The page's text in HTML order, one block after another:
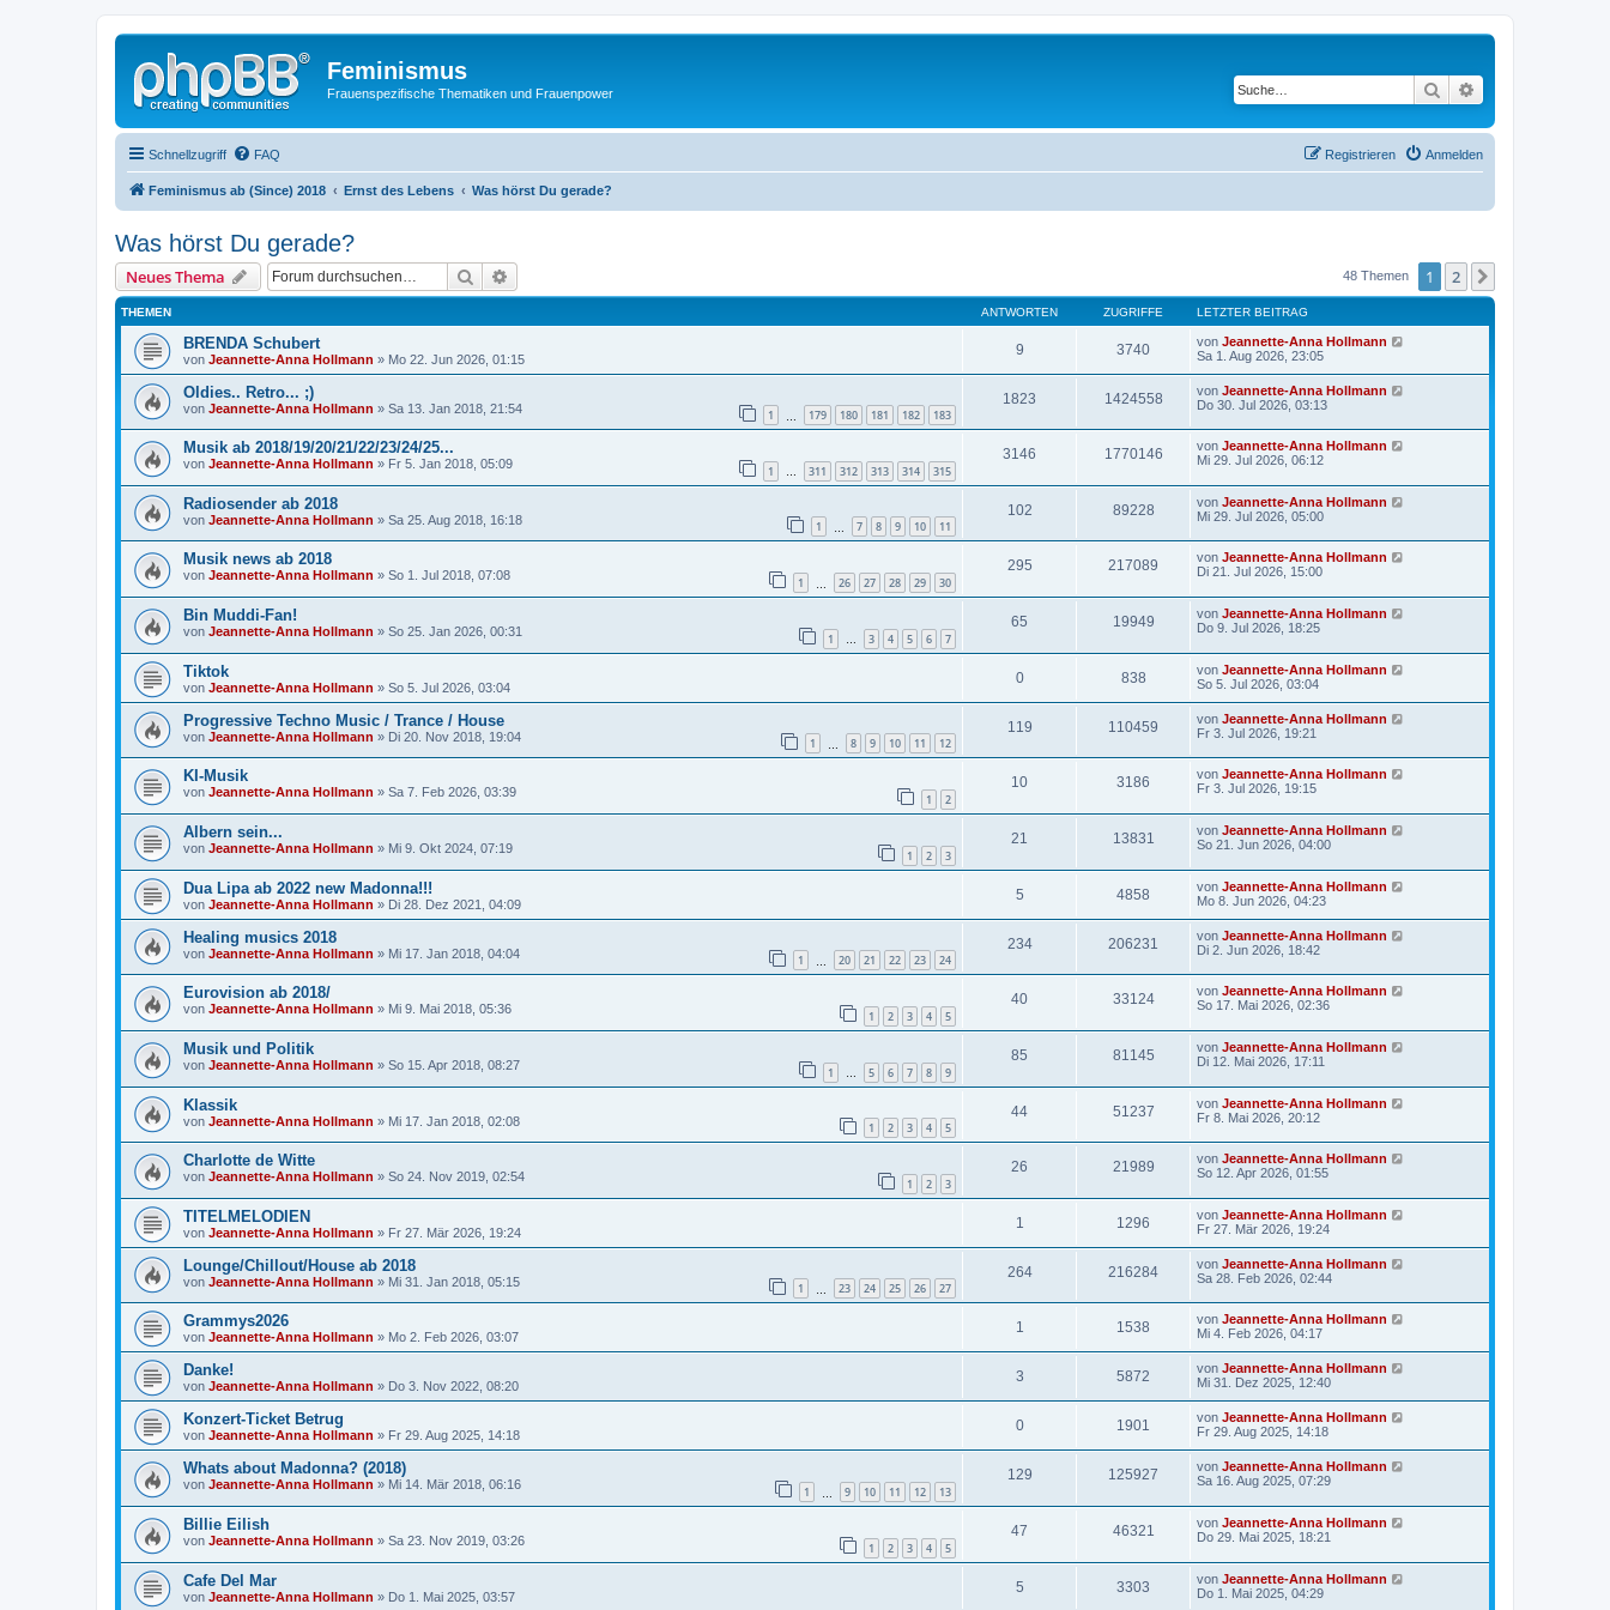
Feminismus
Frauenspezifische Thematiken und Frauenpower Suche
Schnellzugriff FAQ Anmelden
Registrieren
Feminismus ab (Since) 2018 Ernst des Lebens Was hörst Du gerade?
Was hörst Du gerade?
Neues Thema Suche 48 Themen 1 2
THEMEN ANTWORTEN ZUGRIFFE LETZTER BEITRAG
BRENDA Schubert
von Jeannette-Anna Hollmann » Mo 22. Jun 2026, 01:15
9 3740 von Jeannette-Anna Hollmann
Sa 1. Aug 2026, 23:05
Oldies.. Retro... ;)
von Jeannette-Anna Hollmann » Sa 13. Jan 2018, 21:54 1 179 180 181 182 183
1823 1424558 von Jeannette-Anna Hollmann
Do 30. Jul 2026, 03:13
Musik ab 2018/19/20/21/22/23/24/25...
von Jeannette-Anna Hollmann » Fr 5. Jan 2018, 05:09 1 … 311 312 313 314 315
3146 1770146 von Jeannette-Anna Hollmann
Mi 29. Jul 2026, 06:12
Radiosender ab 2018
von Jeannette-Anna Hollmann » Sa 25. Aug 2018, 16:18 1 7 8 9 10 11
102 89228 von Jeannette-Anna Hollmann
Mi 29. Jul 2026, 05:00
Musik news ab 2018
von Jeannette-Anna Hollmann » So 1. Jul 2018, 07:08 1 26 27 28 29 30
295 217089 von Jeannette-Anna Hollmann
Di 21. Jul 2026, 15:00
Bin Muddi-Fan!
von Jeannette-Anna Hollmann » So 25. Jan 2026, 00:31 1 … 3 4 5 6 7
65 19949 von Jeannette-Anna Hollmann
Do 9. Jul 2026, 18:25
Tiktok
von Jeannette-Anna Hollmann » So 5. Jul 2026, 03:04
0 838 von Jeannette-Anna Hollmann
So 5. Jul 2026, 03:04
Progressive Techno Music / Trance / House
von Jeannette-Anna Hollmann » Di 20. Nov 2018, 19:04 1 8 9 10 11 12
119 110459 von Jeannette-Anna Hollmann
Fr 3. Jul 2026, 19:21
KI-Musik
von Jeannette-Anna Hollmann » Sa 7. Feb 2026, 03:39 1 2
10 3186 von Jeannette-Anna Hollmann
Fr 3. Jul 2026, 19:15
Albern sein...
von Jeannette-Anna Hollmann » Mi 9. Okt 2024, 07:19 1 2 3
21 13831 von Jeannette-Anna Hollmann
So 21. Jun 2026, 04:00
Dua Lipa ab 2022 new Madonna!!!
von Jeannette-Anna Hollmann » Di 28. Dez 2021, 04:09
5 4858 von Jeannette-Anna Hollmann
Mo 8. Jun 2026, 04:23
Healing musics 2018
von Jeannette-Anna Hollmann » Mi 17. Jan 2018, 04:04 1 20 21 22 23 24
234 206231 von Jeannette-Anna Hollmann
Di 2. Jun 2026, 18:42
Eurovision ab 2018/
von Jeannette-Anna Hollmann » Mi 9. Mai 2018, 05:36 1 2 3 4 5
40 33124 von Jeannette-Anna Hollmann
So 17. Mai 2026, 02:36
Musik und Politik
von Jeannette-Anna Hollmann » So 15. Apr 2018, 08:27 1 … 5 6 7 8 9
85 81145 von Jeannette-Anna Hollmann
Di 12. Mai 2026, 17:11
Klassik
von Jeannette-Anna Hollmann » Mi 17. Jan 2018, 02:08 1 2 3 4 5
44 51237 von Jeannette-Anna Hollmann
Fr 8. Mai 2026, 20:12
Charlotte de Witte
von Jeannette-Anna Hollmann » So 24. Nov 2019, 02:54 1 2 3
26 21989 von Jeannette-Anna Hollmann
So 12. Apr 2026, 01:55
TITELMELODIEN
von Jeannette-Anna Hollmann » Fr 27. Mär 2026, 19:24
1 1296 von Jeannette-Anna Hollmann
Fr 27. Mär 2026, 19:24
Lounge/Chillout/House ab 2018
von Jeannette-Anna Hollmann » Mi 31. Jan 2018, 05:15 1 23 24 25 26 27
264 216284 von Jeannette-Anna Hollmann
Sa 28. Feb 2026, 02:44
Grammys2026
von Jeannette-Anna Hollmann » Mo 2. Feb 2026, 03:07
1 1538 von Jeannette-Anna Hollmann
Mi 4. Feb 2026, 04:17
Danke!
von Jeannette-Anna Hollmann » Do 3. Nov 2022, 08:20
3 5872 von Jeannette-Anna Hollmann
Mi 31. Dez 2025, 12:40
Konzert-Ticket Betrug
von Jeannette-Anna Hollmann » Fr 29. Aug 2025, 14:18
0 1901 von Jeannette-Anna Hollmann
Fr 29. Aug 2025, 14:18
Whats about Madonna? (2018)
von Jeannette-Anna Hollmann » Mi 14. Mär 2018, 06:16 1 9 10 11 12 13
129 125927 von Jeannette-Anna Hollmann
Sa 16. Aug 2025, 07:29
Billie Eilish
von Jeannette-Anna Hollmann » Sa 23. Nov 2019, 03:26 1 2 3 4 5
47 46321 von Jeannette-Anna Hollmann
Do 29. Mai 2025, 18:21
Cafe Del Mar
von Jeannette-Anna Hollmann » Do 1. Mai 2025, 03:57
5 3303 von Jeannette-Anna Hollmann
Do 1. Mai 2025, 04:29